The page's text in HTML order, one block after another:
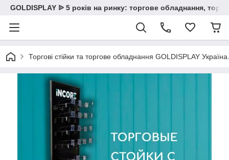
GOLDISPLAY ᐉ 5 років на ринку: торгове обладнання,
Торгові стійки та торгове обладнання GOLDISPLAY